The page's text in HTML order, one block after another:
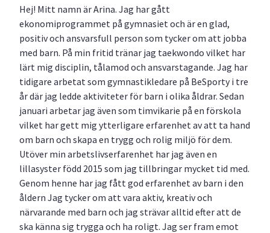
Hej! Mitt namn är Arina. Jag har gått
ekonomiprogrammet på gymnasiet och är en glad,
positiv och ansvarsfull person som tycker om att jobba
med barn. På min fritid tränar jag taekwondo vilket har
lärt mig disciplin, tålamod och ansvarstagande. Jag har
tidigare arbetat som gymnastikledare på BeSporty i tre
år där jag ledde aktiviteter för barn i olika åldrar. Sedan
januari arbetar jag även som timvikarie på en förskola
vilket har gett mig ytterligare erfarenhet av att ta hand
om barn och skapa en trygg och rolig miljö för dem.
Utöver min arbetslivserfarenhet har jag även en
lillasyster född 2015 som jag tillbringar mycket tid med.
Genom henne har jag fått god erfarenhet av barn i den
åldern Jag tycker om att vara aktiv, kreativ och
närvarande med barn och jag strävar alltid efter att de
ska känna sig trygga och ha roligt. Jag ser fram emot